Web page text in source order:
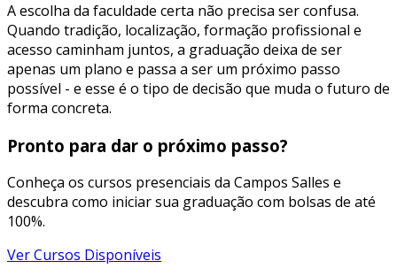
A escolha da faculdade certa não precisa ser confusa.
Quando tradição, localização, formação profissional e
acesso caminham juntos, a graduação deixa de ser
apenas um plano e passa a ser um próximo passo
possível - e esse é o tipo de decisão que muda o futuro de
forma concreta.
Pronto para dar o próximo passo?
Conheça os cursos presenciais da Campos Salles e
descubra como iniciar sua graduação com bolsas de até
100%.
Ver Cursos Disponíveis